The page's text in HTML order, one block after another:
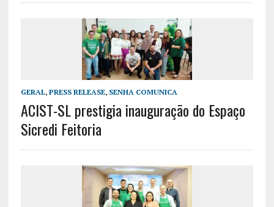
GERAL, PRESS RELEASE, SENHA COMUNICA
ACIST-SL prestigia inauguração do Espaço
Sicredi Feitoria